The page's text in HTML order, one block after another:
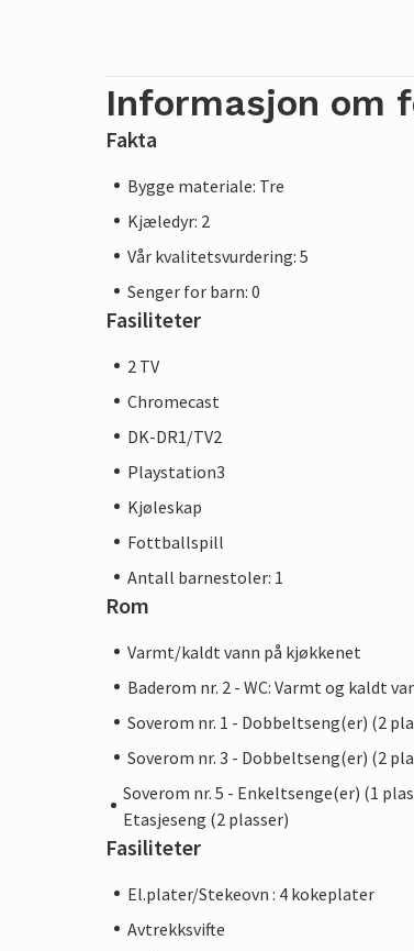
Informasjon om
Fakta
Bygge materiale: Tre
Kjæledyr: 2
Vår kvalitetsvurdering: 5
Senger for barn: 0
Fasiliteter
2 TV
Chromecast
DK-DR1/TV2
Playstation3
Kjøleskap
Fottballspill
Antall barnestoler: 1
Rom
Varmt/kaldt vann på kjøkkenet
Baderom nr. 2 - WC: Varmt og kaldt
Soverom nr. 1 - Dobbeltseng(er) (2
Soverom nr. 3 - Dobbeltseng(er) (2
Soverom nr. 5 - Enkeltsenge(er) (1
Etasjeseng (2 plasser)
Fasiliteter
El.plater/Stekeovn : 4 kokeplater
Avtrekksvifte